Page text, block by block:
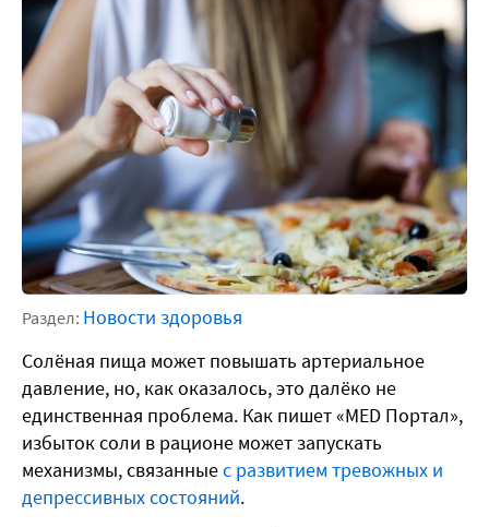
Раздел: Новости здоровья
Солёная пища может повышать артериальное
давление, но, как оказалось, это далёко не
единственная проблема. Как пишет «MED Портал»,
избыток соли в рационе может запускать
механизмы, связанныес развитием тревожных и
депрессивных состояний.